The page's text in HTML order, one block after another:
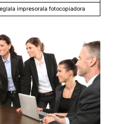
impresorala fotocopiadora